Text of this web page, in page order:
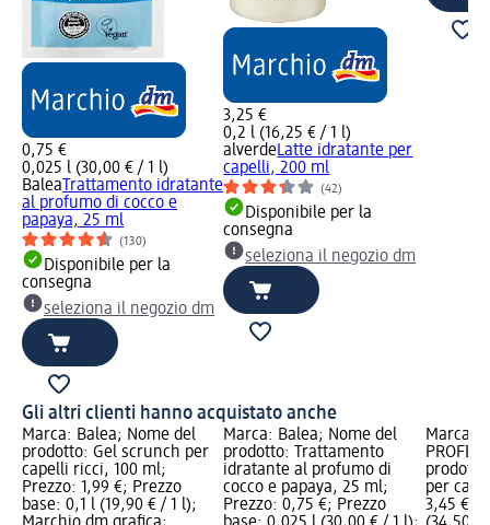
0,75 €
0,025 l (30,00 € / 1 l)
Balea Trattamento idratante
al profumo di cocco e
papaya, 25 ml
(130)
Disponibile per la
consegna
seleziona il negozio dm
3,25 €
0,2 l (16,25 € / 1 l)
alverdeLatte idratante per
capelli, 200 ml
(42)
Disponibile per la
consegna
seleziona il negozio dm
Gli altri clienti hanno acquistato anche
Marca: Balea; Nome del
prodotto: Gel scrunch per
capelli ricci, 100 ml;
Prezzo: 1,99 €; Prezzo
base: 0,1 l (19,90 € / 1 l);
Marca: Balea; Nome del
prodotto: Trattamento
idratante al profumo di
cocco e papaya, 25 ml;
Prezzo: 0,75 €; Prezzo
Marca:
per
3,45 €;